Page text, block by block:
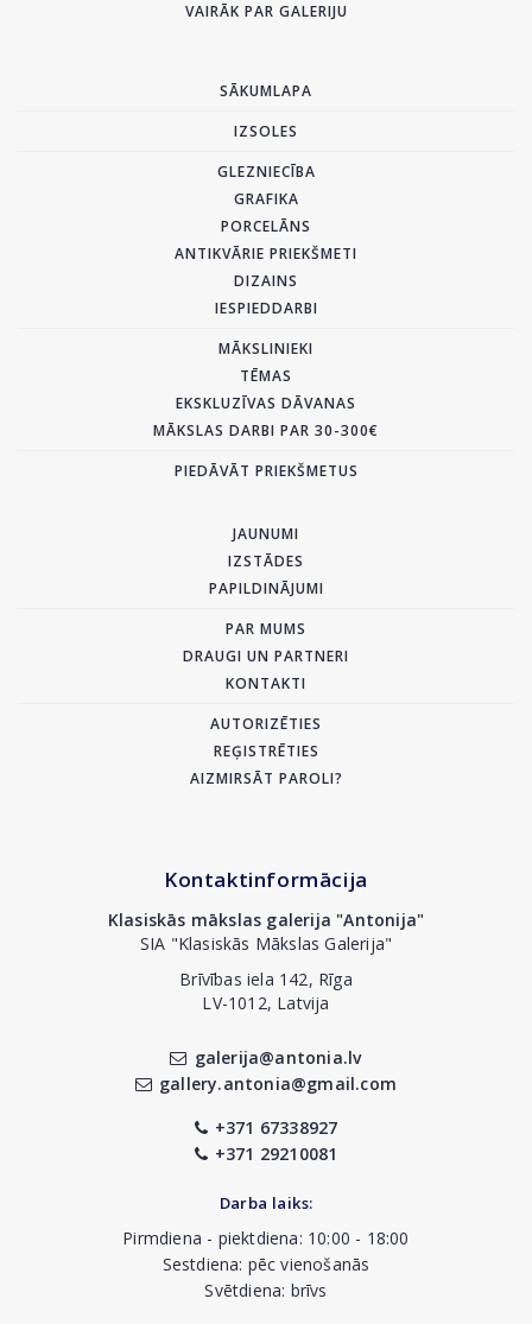
VAIRĀK PAR GALERIJU
SĀKUMLAPA
IZSOLES
GLEZNIECĪBA
GRAFIKA
PORCELĀNS
ANTIKVĀRIE PRIEKŠMETI
DIZAINS
IESPIEDDARBI
MĀKSLINIEKI
TĒMAS
EKSKLUZĪVAS DĀVANAS
MĀKSLAS DARBI PAR 30-300€
PIEDĀVĀT PRIEKŠMETUS
JAUNUMI
IZSTĀDES
PAPILDINĀJUMI
PAR MUMS
DRAUGI UN PARTNERI
KONTAKTI
AUTORIZĒTIES
REĢISTRĒTIES
AIZMIRSĀT PAROLI?
Kontaktinformācija
Klasiskās mākslas galerija "Antonija"
SIA "Klasiskās Mākslas Galerija"
Brīvības iela 142, Rīga
LV-1012, Latvija
galerija@antonia.lv
gallery.antonia@gmail.com
+371 67338927
+371 29210081
Darba laiks:
Pirmdiena - piektdiena: 10:00 - 18:00
Sestdiena: pēc vienošanās
Svētdiena: brīvs